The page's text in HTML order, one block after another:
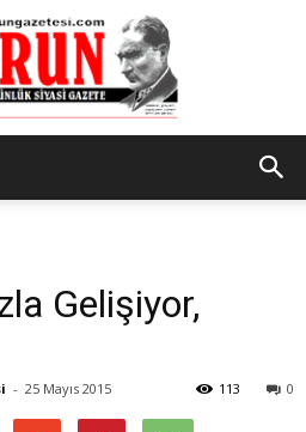
Gazetesi
Gelişiyor,
- 25 Mayıs 2015 0
113